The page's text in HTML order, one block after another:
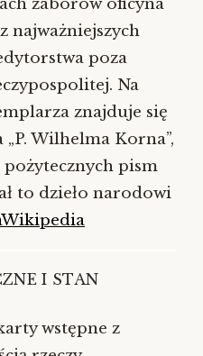
zaborów oficyna
najważniejszych
poza
Na
znajduje się
Wilhelma Korna”,
pożytecznych pism
to dzieło narodowi
Wikipedia
I STAN
wstępne z